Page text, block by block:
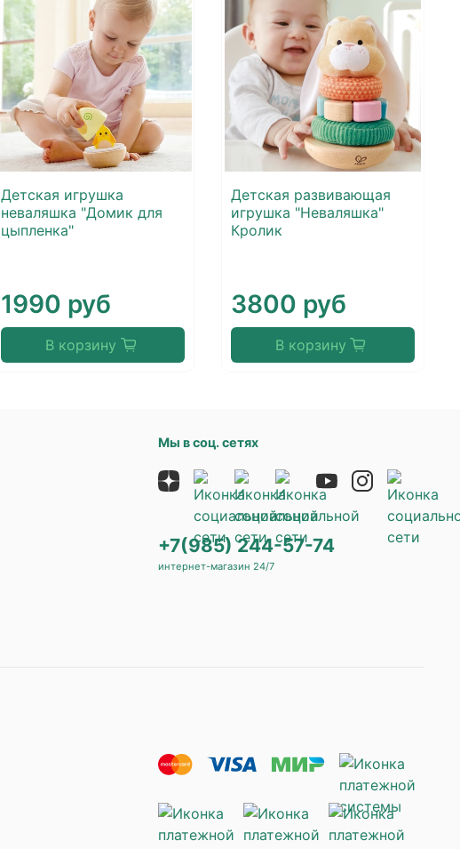
Детская игрушка
неваляшка "Домик для
цыпленка"
1990 руб
В корзину
Детская развивающая
игрушка "Неваляшка"
Кролик
3800 руб
В корзину
Мы в соц. сетях
+7(985) 244-57-74
интернет-магазин 24/7